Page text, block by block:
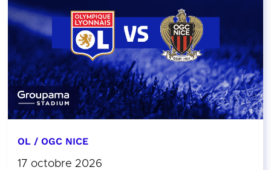
OL / OGC NICE
17 octobre 2026